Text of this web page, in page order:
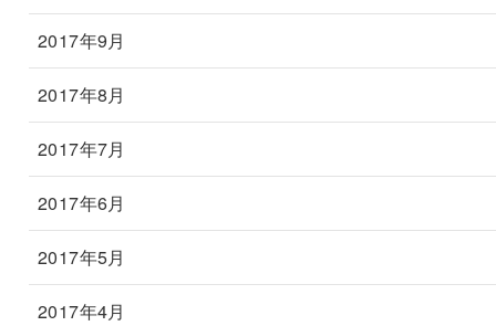
2017年9月
2017年8月
2017年7月
2017年6月
2017年5月
2017年4月